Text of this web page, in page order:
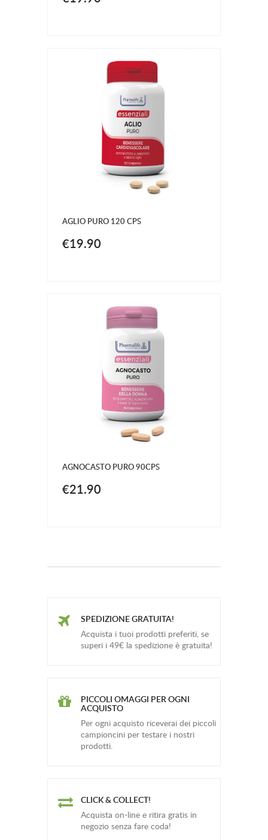
AGLIO PURO 120 CPS
€19.90
AGNOCASTO PURO 90CPS
€21.90
SPEDIZIONE GRATUITA!
Acquista i tuoi prodotti preferiti, se
superi i 49€ la spedizione è gratuita!
PICCOLI OMAGGI PER OGNI
ACQUISTO
Per ogni acquisto riceverai dei piccoli
campioncini per testare i nostri
prodotti.
CLICK & COLLECT!
Acquista on-line e ritira gratis in
negozio senza fare coda!